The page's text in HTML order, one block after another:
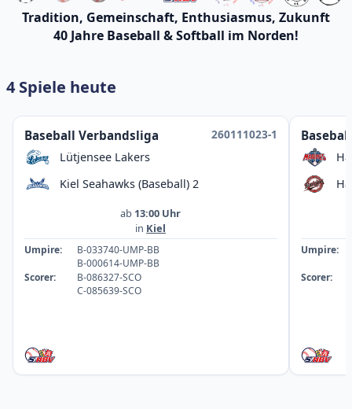
Tradition, Gemeinschaft, Enthusiasmus, Zukunft
40 Jahre Baseball & Softball im Norden!
4 Spiele heute
Baseball Verbandsliga
260111023-1
Lütjensee Lakers
Kiel Seahawks (Baseball) 2
ab 13:00 Uhr
in Kiel
Umpire:
B-033740-UMP-BB
B-000614-UMP-BB
Scorer:
B-086327-SCO
C-085639-SCO
Umpire:
Scorer: